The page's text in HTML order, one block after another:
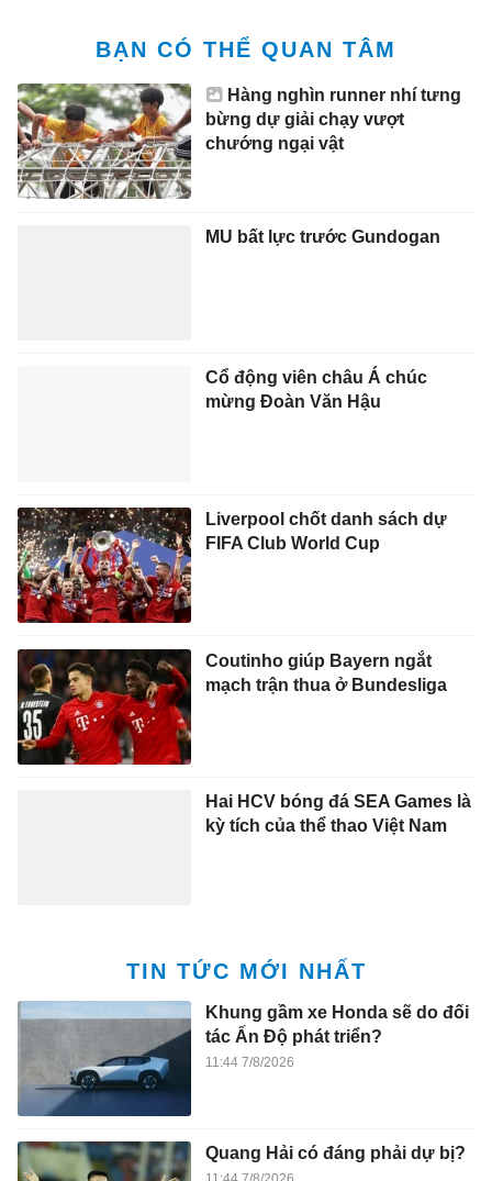
BẠN CÓ THỂ QUAN TÂM
Hàng nghìn runner nhí tưng
bừng dự giải chạy vượt
chướng ngại vật
MU bất lực trước Gundogan
Cổ động viên châu Á chúc
mừng Đoàn Văn Hậu
Liverpool chốt danh sách dự
FIFA Club World Cup
Coutinho giúp Bayern ngắt
mạch trận thua ở Bundesliga
Hai HCV bóng đá SEA Games là
kỳ tích của thể thao Việt Nam
TIN TỨC MỚI NHẤT
Khung gầm xe Honda sẽ do đối
tác Ấn Độ phát triển?
11:44 7/8/2026
Quang Hải có đáng phải dự bị?